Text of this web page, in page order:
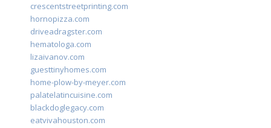
crescentstreetprinting.com
hornopizza.com
driveadragster.com
hematologa.com
lizaivanov.com
guesttinyhomes.com
home-plow-by-meyer.com
palatelatincuisine.com
blackdoglegacy.com
eatvivahouston.com